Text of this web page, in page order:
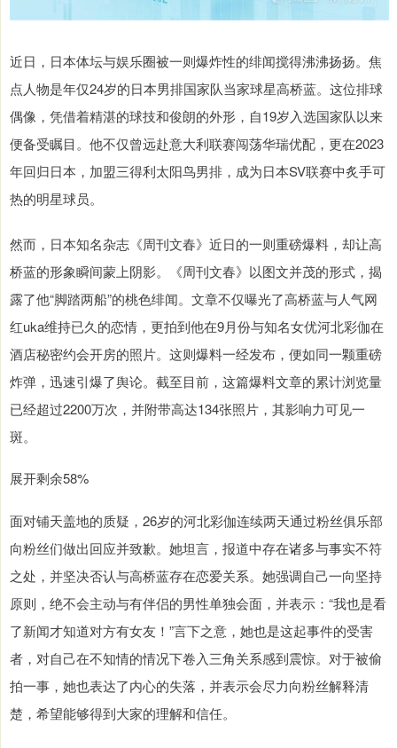
近日，日本体坛与娱乐圈被一则爆炸性的绯闻搅得沸沸扬扬。焦
点人物是年仅24岁的日本男排国家队当家球星高桥蓝。这位排球
偶像，凭借着精湛的球技和俊朗的外形，自19岁入选国家队以来
便备受瞩目。他不仅曾远赴意大利联赛闯荡华瑞优配，更在2023
年回归日本，加盟三得利太阳鸟男排，成为日本SV联赛中炙手可
热的明星球员。
然而，日本知名杂志《周刊文春》近日的一则重磅爆料，却让高
桥蓝的形象瞬间蒙上阴影。《周刊文春》以图文并茂的形式，揭
露了他“脚踏两船”的桃色绯闻。文章不仅曝光了高桥蓝与人气网
红uka维持已久的恋情，更拍到他在9月份与知名女优河北彩伽在
酒店秘密约会开房的照片。这则爆料一经发布，便如同一颗重磅
炸弹，迅速引爆了舆论。截至目前，这篇爆料文章的累计浏览量
已经超过2200万次，并附带高达134张照片，其影响力可见一
斑。
展开剩余58%
面对铺天盖地的质疑，26岁的河北彩伽连续两天通过粉丝俱乐部
向粉丝们做出回应并致歉。她坦言，报道中存在诸多与事实不符
之处，并坚决否认与高桥蓝存在恋爱关系。她强调自己一向坚持
原则，绝不会主动与有伴侣的男性单独会面，并表示：“我也是看
了新闻才知道对方有女友！”言下之意，她也是这起事件的受害
者，对自己在不知情的情况下卷入三角关系感到震惊。对于被偷
拍一事，她也表达了内心的失落，并表示会尽力向粉丝解释清
楚，希望能够得到大家的理解和信任。